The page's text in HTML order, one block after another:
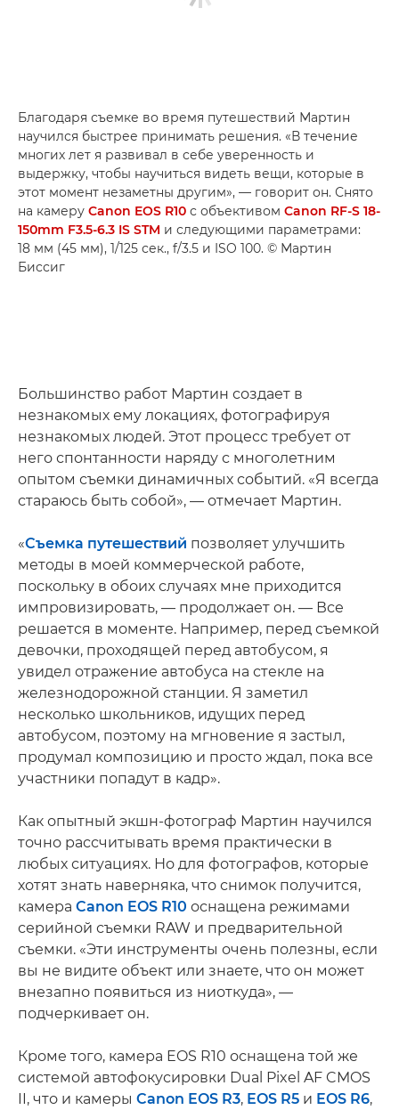
Благодаря съемке во время путешествий Мартин
научился быстрее принимать решения. «В течение
многих лет я развивал в себе уверенность и
выдержку, чтобы научиться видеть вещи, которые в
этот момент незаметны другим», — говорит он. Снято
на камеру Canon EOS R10 с объективом Canon RF-S 18-
150mm F3.5-6.3 IS STM и следующими параметрами:
18 мм (45 мм), 1/125 сек., f/3.5 и ISO 100. © Мартин
Биссиг
Большинство работ Мартин создает в
незнакомых ему локациях, фотографируя
незнакомых людей. Этот процесс требует от
него спонтанности наряду с многолетним
опытом съемки динамичных событий. «Я всегда
стараюсь быть собой», — отмечает Мартин.
«Съемка путешествий позволяет улучшить
методы в моей коммерческой работе,
поскольку в обоих случаях мне приходится
импровизировать, — продолжает он. — Все
решается в моменте. Например, перед съемкой
девочки, проходящей перед автобусом, я
увидел отражение автобуса на стекле на
железнодорожной станции. Я заметил
несколько школьников, идущих перед
автобусом, поэтому на мгновение я застыл,
продумал композицию и просто ждал, пока все
участники попадут в кадр».
Как опытный экшн-фотограф Мартин научился
точно рассчитывать время практически в
любых ситуациях. Но для фотографов, которые
хотят знать наверняка, что снимок получится,
камера Canon EOS R10 оснащена режимами
серийной съемки RAW и предварительной
съемки. «Эти инструменты очень полезны, если
вы не видите объект или знаете, что он может
внезапно появиться из ниоткуда», —
подчеркивает он.
Кроме того, камера EOS R10 оснащена той же
системой автофокусировки Dual Pixel AF CMOS
II, что и камеры Canon EOS R3, EOS R5 и EOS R6,